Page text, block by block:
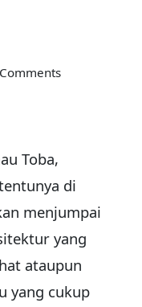
Toba,
di
menjumpai
yang
ataupun
yang cukup